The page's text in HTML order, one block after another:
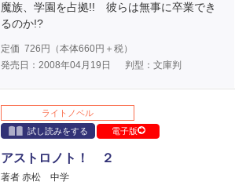
魔族、学園を占拠!! 彼らは無事に卒業でき
るのか!?
定価 726 円（本体660円＋税）
発売日：2008年04月19日
判型：文庫判
ライトノベル
試し読みをする
電子版
アストロノト！ ２
著者 赤松 中学